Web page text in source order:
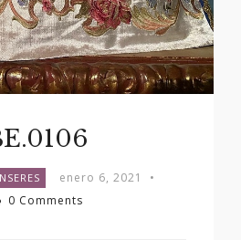
enero 6, 2021
•
0 Comments